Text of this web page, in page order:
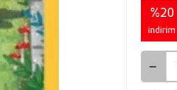
%20
indirim